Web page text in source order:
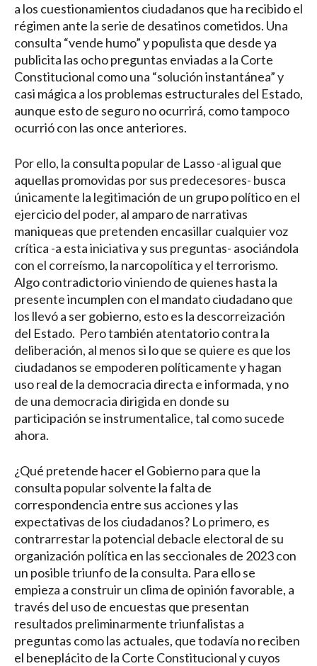
a los cuestionamientos ciudadanos que ha recibido el
régimen ante la serie de desatinos cometidos. Una
consulta “vende humo” y populista que desde ya
publicita las ocho preguntas enviadas a la Corte
Constitucional como una “solución instantánea” y
casi mágica a los problemas estructurales del Estado,
aunque esto de seguro no ocurrirá, como tampoco
ocurrió con las once anteriores.
Por ello, la consulta popular de Lasso -al igual que
aquellas promovidas por sus predecesores- busca
únicamente la legitimación de un grupo político en el
ejercicio del poder, al amparo de narrativas
maniqueas que pretenden encasillar cualquier voz
crítica -a esta iniciativa y sus preguntas- asociándola
con el correísmo, la narcopolítica y el terrorismo.
Algo contradictorio viniendo de quienes hasta la
presente incumplen con el mandato ciudadano que
los llevó a ser gobierno, esto es la descorreización
del Estado. Pero también atentatorio contra la
deliberación, al menos si lo que se quiere es que los
ciudadanos se empoderen políticamente y hagan
uso real de la democracia directa e informada, y no
de una democracia dirigida en donde su
participación se instrumentalice, tal como sucede
ahora.
¿Qué pretende hacer el Gobierno para que la
consulta popular solvente la falta de
correspondencia entre sus acciones y las
expectativas de los ciudadanos? Lo primero, es
contrarrestar la potencial debacle electoral de su
organización política en las seccionales de 2023 con
un posible triunfo de la consulta. Para ello se
empieza a construir un clima de opinión favorable, a
través del uso de encuestas que presentan
resultados preliminarmente triunfalistas a
preguntas como las actuales, que todavía no reciben
el beneplácito de la Corte Constitucional y cuyos